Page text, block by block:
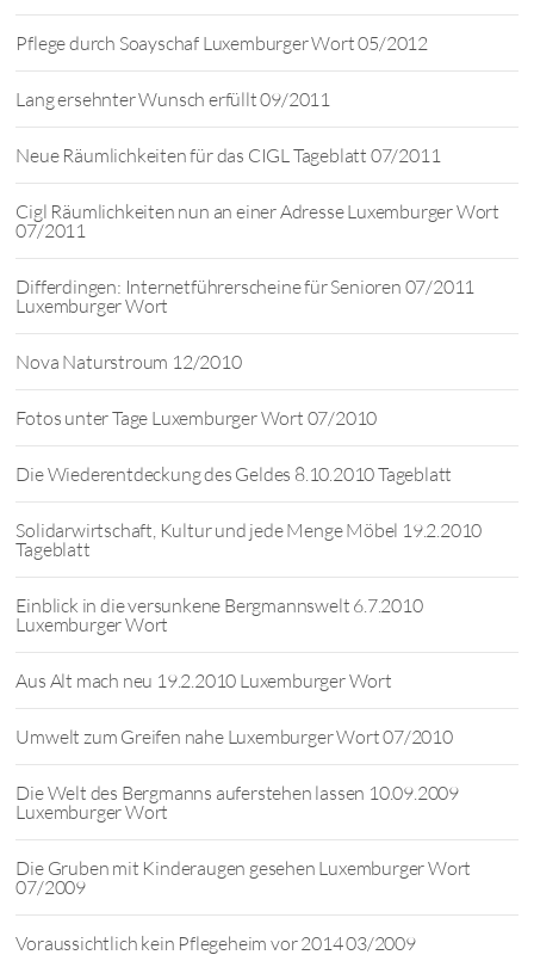
Pflege durch Soayschaf Luxemburger Wort 05/2012
Lang ersehnter Wunsch erfüllt 09/2011
Neue Räumlichkeiten für das CIGL Tageblatt 07/2011
Cigl Räumlichkeiten nun an einer Adresse Luxemburger Wort
07/2011
Differdingen: Internetführerscheine für Senioren 07/2011
Luxemburger Wort
Nova Naturstroum 12/2010
Fotos unter Tage Luxemburger Wort 07/2010
Die Wiederentdeckung des Geldes 8.10.2010 Tageblatt
Solidarwirtschaft, Kultur und jede Menge Möbel 19.2.2010
Tageblatt
Einblick in die versunkene Bergmannswelt 6.7.2010
Luxemburger Wort
Aus Alt mach neu 19.2.2010 Luxemburger Wort
Umwelt zum Greifen nahe Luxemburger Wort 07/2010
Die Welt des Bergmanns auferstehen lassen 10.09.2009
Luxemburger Wort
Die Gruben mit Kinderaugen gesehen Luxemburger Wort
07/2009
Voraussichtlich kein Pflegeheim vor 2014 03/2009